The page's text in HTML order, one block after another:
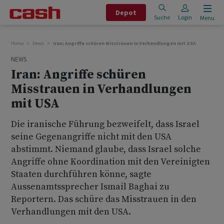
Depot
Suche Login Menu
Home News Iran: Angriffe schüren Misstrauen in Verhandlungen mit USA
NEWS
Iran: Angriffe schüren
Misstrauen in Verhandlungen
mit USA
Die iranische Führung bezweifelt, dass Israel
seine Gegenangriffe nicht mit den USA
abstimmt. Niemand glaube, dass Israel solche
Angriffe ohne Koordination mit den Vereinigten
Staaten durchführen könne, sagte
Aussenamtssprecher Ismail Baghai zu
Reportern. Das schüre das Misstrauen in den
Verhandlungen mit den USA.